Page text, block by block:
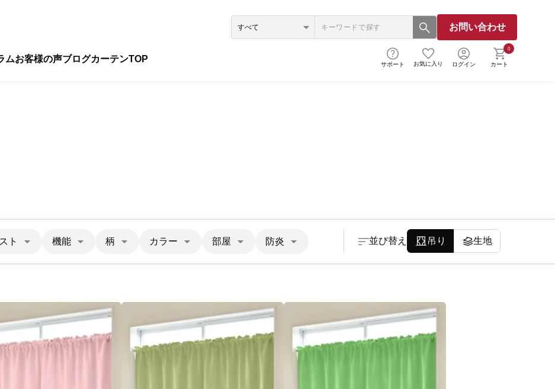
お問い合わせ
ムお客様の声ブログカーテンTOP
サポート お気に入り ログイン
0
カート
ト 機能 柄 カラー 部屋 防炎 並び替え 吊り 生地